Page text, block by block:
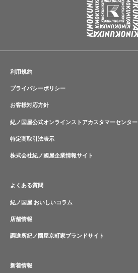
利用規約
プライバシーポリシー
お客様対応方針
紀ノ国屋公式オンラインストアカスタマーセンター
特定商取引法表示
株式会社紀ノ國屋企業情報サイト
よくある質問
紀ノ国屋 おいしいコラム
店舗情報
調進所紀ノ國屋京町家ブランドサイト
新着情報